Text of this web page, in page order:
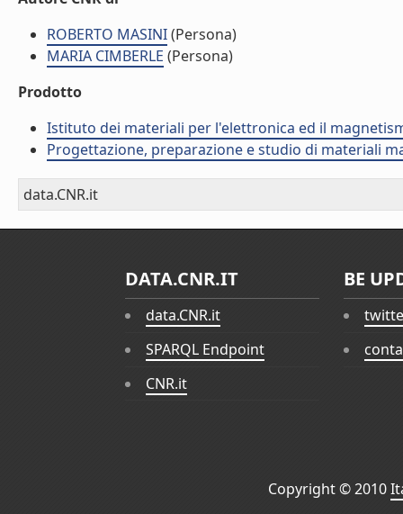
ROBERTO MASINI(Persona)
MARIA CIMBERLE (Persona)
Prodotto
Istituto dei materiali per l'elettronica ed il
Progettazione, preparazione e studio di materiali
data.CNR.it
DATA.CNR.IT
data.CNR.it
SPARQL Endpoint
CNR.it
BE
Copyright © 2010